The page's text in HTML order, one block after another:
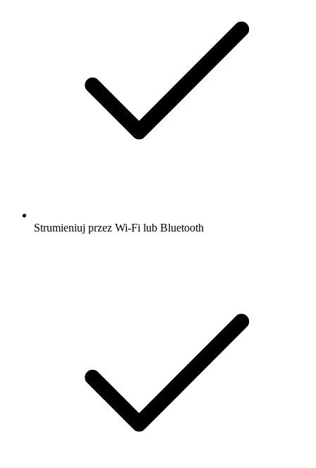
Strumieniuj przez Wi-Fi lub Bluetooth